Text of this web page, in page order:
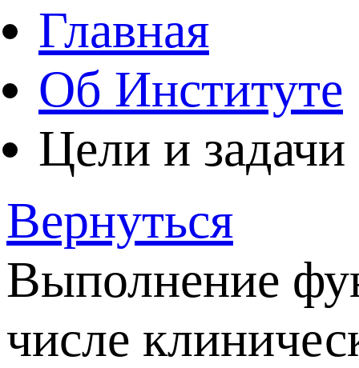
Главная
Об Институте
Цели и задачи
Вернуться
Выполнение
числе